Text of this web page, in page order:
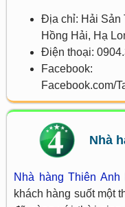
Địa chỉ: Hải Sản
Hồng Hải, Hạ
Điện thoại:
Facebook:
Facebook.com/
Nhà
Nhà hàng Thiên Anh
khách hàng suốt một